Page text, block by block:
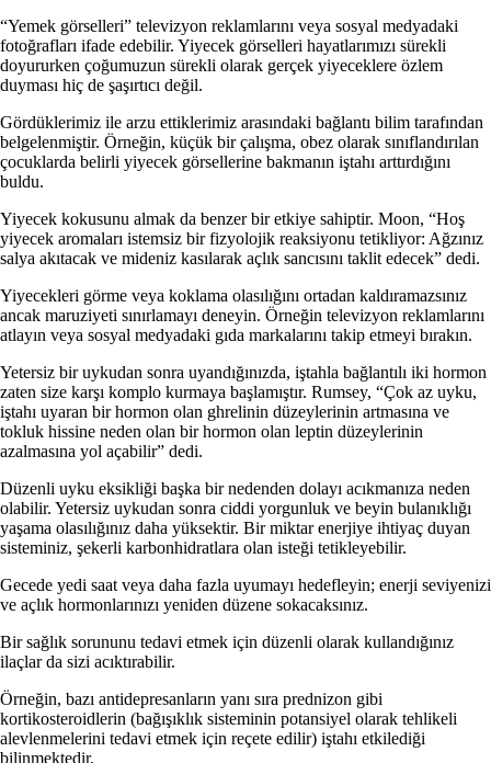
“Yemek görselleri” televizyon reklamlarını veya sosyal medyadaki
fotoğrafları ifade edebilir. Yiyecek görselleri hayatlarımızı sürekli
doyururken çoğumuzun sürekli olarak gerçek yiyeceklere özlem
duyması hiç de şaşırtıcı değil.
Gördüklerimiz ile arzu ettiklerimiz arasındaki bağlantı bilim tarafından
belgelenmiştir. Örneğin, küçük bir çalışma, obez olarak sınıflandırılan
çocuklarda belirli yiyecek görsellerine bakmanın iştahı arttırdığını
buldu.
Yiyecek kokusunu almak da benzer bir etkiye sahiptir. Moon, “Hoş
yiyecek aromaları istemsiz bir fizyolojik reaksiyonu tetikliyor: Ağzınız
salya akıtacak ve mideniz kasılarak açlık sancısını taklit edecek” dedi.
Yiyecekleri görme veya koklama olasılığını ortadan kaldıramazsınız
ancak maruziyeti sınırlamayı deneyin. Örneğin televizyon reklamlarını
atlayın veya sosyal medyadaki gıda markalarını takip etmeyi bırakın.
Yetersiz bir uykudan sonra uyandığınızda, iştahla bağlantılı iki hormon
zaten size karşı komplo kurmaya başlamıştır. Rumsey, “Çok az uyku,
iştahı uyaran bir hormon olan ghrelinin düzeylerinin artmasına ve
tokluk hissine neden olan bir hormon olan leptin düzeylerinin
azalmasına yol açabilir” dedi.
Düzenli uyku eksikliği başka bir nedenden dolayı acıkmanıza neden
olabilir. Yetersiz uykudan sonra ciddi yorgunluk ve beyin bulanıklığı
yaşama olasılığınız daha yüksektir. Bir miktar enerjiye ihtiyaç duyan
sisteminiz, şekerli karbonhidratlara olan isteği tetikleyebilir.
Gecede yedi saat veya daha fazla uyumayı hedefleyin; enerji seviyenizi
ve açlık hormonlarınızı yeniden düzene sokacaksınız.
Bir sağlık sorununu tedavi etmek için düzenli olarak kullandığınız
ilaçlar da sizi acıktırabilir.
Örneğin, bazı antidepresanların yanı sıra prednizon gibi
kortikosteroidlerin (bağışıklık sisteminin potansiyel olarak tehlikeli
alevlenmelerini tedavi etmek için reçete edilir) iştahı etkilediği
bilinmektedir.